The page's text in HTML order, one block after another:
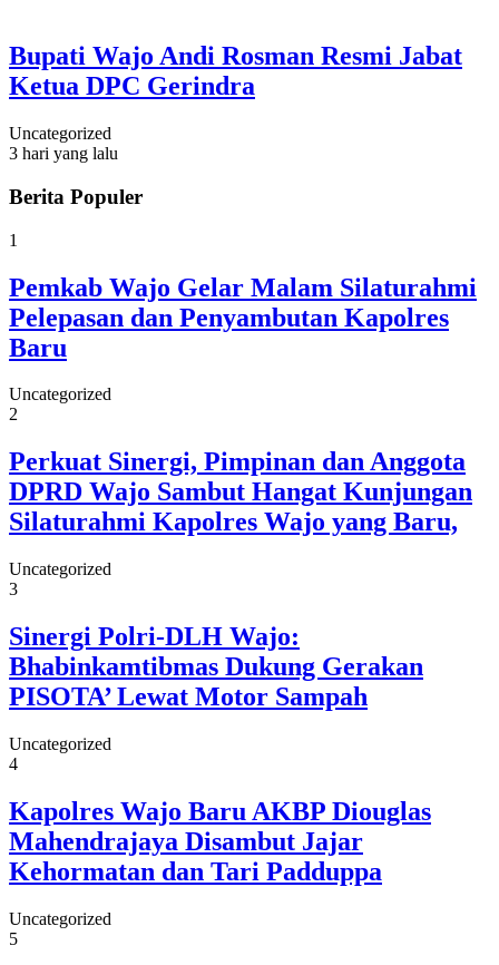
Bupati Wajo Andi Rosman Resmi Jabat
Ketua DPC Gerindra
Uncategorized
3 hari yang lalu
Berita Populer
1
Pemkab Wajo Gelar Malam Silaturahmi
Pelepasan dan Penyambutan Kapolres
Baru
Uncategorized
2
Perkuat Sinergi, Pimpinan dan Anggota
DPRD Wajo Sambut Hangat Kunjungan
Silaturahmi Kapolres Wajo yang Baru,
Uncategorized
3
Sinergi Polri-DLH Wajo:
Bhabinkamtibmas Dukung Gerakan
PISOTA’ Lewat Motor Sampah
Uncategorized
4
Kapolres Wajo Baru AKBP Diouglas
Mahendrajaya Disambut Jajar
Kehormatan dan Tari Padduppa
Uncategorized
5